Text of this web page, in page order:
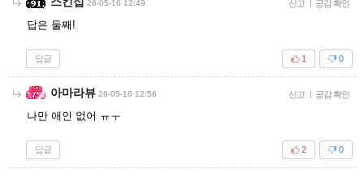
26-05-16 12:49 신고 공감 확인
답은 둘째!
답글 0
1
아마라뷰 26-05-16 12:56 신고 | 공감 확인
나만 애인 없어 ㅠㅜ
답글 0
2